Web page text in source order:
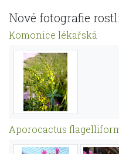
Nové fotografie
Komonice lékařská
Aporocactus